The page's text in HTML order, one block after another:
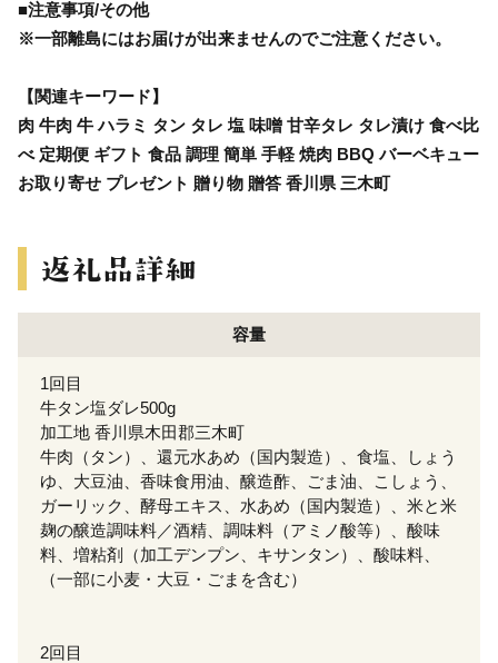
■注意事項/その他
※一部離島にはお届けが出来ませんのでご注意ください。
【関連キーワード】
肉 牛肉 牛 ハラミ タン タレ 塩 味噌 甘辛タレ タレ漬け 食べ比
べ 定期便 ギフト 食品 調理 簡単 手軽 焼肉 BBQ バーベキュー
お取り寄せ プレゼント 贈り物 贈答 香川県 三木町
容量
1回目
牛タン塩ダレ500g
加工地 香川県木田郡三木町
牛肉（タン）、還元水あめ（国内製造）、食塩、しょう
ゆ、大豆油、香味食用油、醸造酢、ごま油、こしょう、
ガーリック、酵母エキス、水あめ（国内製造）、米と米
麹の醸造調味料／酒精、調味料（アミノ酸等）、酸味
料、増粘剤（加工デンプン、キサンタン）、酸味料、
（一部に小麦・大豆・ごまを含む）
2回目